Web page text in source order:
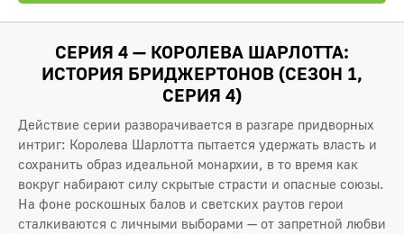
СЕРИЯ 4 — КОРОЛЕВА ШАРЛОТТА:
ИСТОРИЯ БРИДЖЕРТОНОВ (СЕЗОН 1,
СЕРИЯ 4)
Действие серии разворачивается в разгаре придворных
интриг: Королева Шарлотта пытается удержать власть и
сохранить образ идеальной монархии, в то время как
вокруг набирают силу скрытые страсти и опасные союзы.
На фоне роскошных балов и светских раутов герои
сталкиваются с личными выборами — от запретной любви